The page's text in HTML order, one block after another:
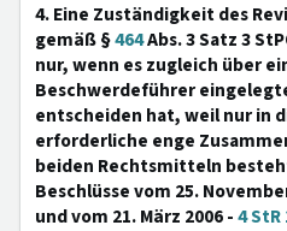
4. Eine Zuständigkeit des
gemäß §464Abs. 3 Satz 3
nur, wenn es zugleich über
Beschwerdeführer
entscheiden hat, weil nur in
erforderliche enge
beiden Rechtsmitteln
Beschlüsse vom 25.
und vom 21. März 2006 -4 StR